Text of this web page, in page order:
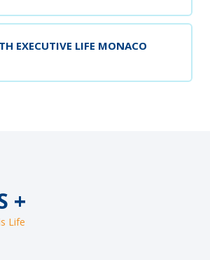
EXECUTIVE LIFE MONACO
+
Life